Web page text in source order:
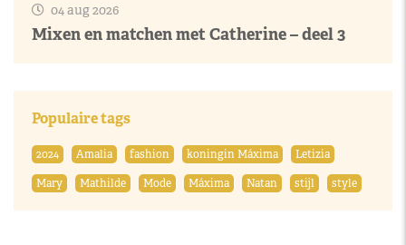
04 aug 2026
Mixen en matchen met Catherine – deel 3
Populaire tags
2024 Amalia fashion koningin Máxima
Letizia
Mary
Mathilde Mode Máxima Natan stijl style